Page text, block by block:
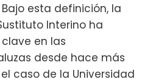
esta definición, la
Interino ha
en las
desde hace más
caso de la Universidad